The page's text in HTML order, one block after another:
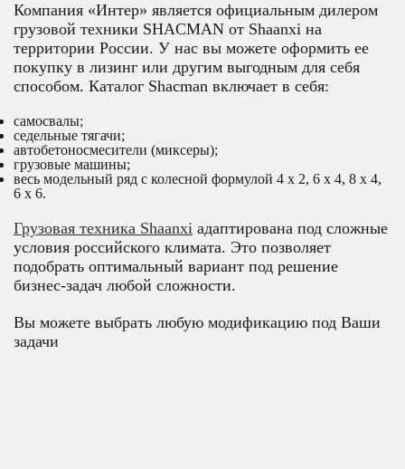
Компания «Интер» является официальным дилером
грузовой техники SHACMAN от Shaanxi на
территории России. У нас вы можете оформить ее
покупку в лизинг или другим выгодным для себя
способом. Каталог Shacman включает в себя:
самосвалы;
седельные тягачи;
автобетоносмесители (миксеры);
грузовые машины;
весь модельный ряд c колесной формулой 4 х 2, 6 х 4, 8 х 4,
6 х 6.
Грузовая техника Shaanxi адаптирована под сложные
условия российского климата. Это позволяет
подобрать оптимальный вариант под решение
бизнес-задач любой сложности.
Вы можете выбрать любую модификацию под Ваши
задачи